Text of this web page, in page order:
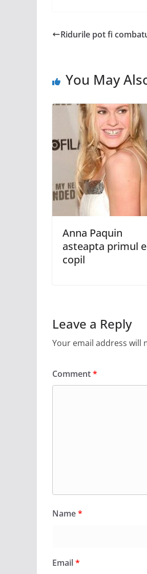
Ridurile pot fi
You May
Anna Paquin
asteapta primul
copil
Leave a Reply
Your email address will
Comment*
Name*
Email*